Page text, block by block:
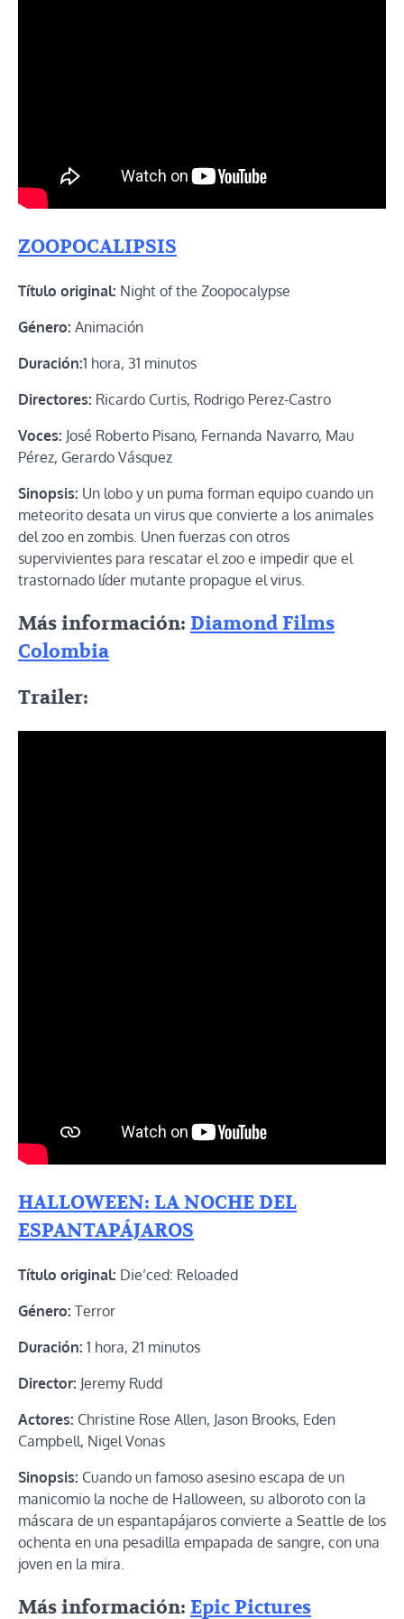
ZOOPOCALIPSIS
Título original: Night of the Zoopocalypse
Género: Animación
Duración:1 hora, 31 minutos
Directores: Ricardo Curtis, Rodrigo Perez-Castro
Voces: José Roberto Pisano, Fernanda Navarro, Mau
Pérez, Gerardo Vásquez
Sinopsis: Un lobo y un puma forman equipo cuando un
meteorito desata un virus que convierte a los animales
del zoo en zombis. Unen fuerzas con otros
supervivientes para rescatar el zoo e impedir que el
trastornado líder mutante propague el virus.
Más información: Diamond Films
Colombia
Trailer:
HALLOWEEN: LA NOCHE DEL
ESPANTAPÁJAROS
Título original: Die’ced: Reloaded
Género: Terror
Duración: 1 hora, 21 minutos
Director: Jeremy Rudd
Actores: Christine Rose Allen, Jason Brooks, Eden
Campbell, Nigel Vonas
Sinopsis: Cuando un famoso asesino escapa de un
manicomio la noche de Halloween, su alboroto con la
máscara de un espantapájaros convierte a Seattle de los
ochenta en una pesadilla empapada de sangre, con una
joven en la mira.
Más información: Epic Pictures